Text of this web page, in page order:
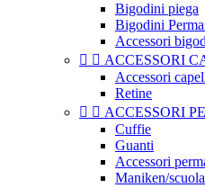
Bigodini piega
Bigodini
Accessori
  ACCESSORI
Accessori
Retine
  ACCESSORI
Cuffie
Guanti
Accessori
Maniken/scuola